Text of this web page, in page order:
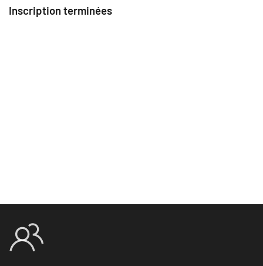
Inscription terminées